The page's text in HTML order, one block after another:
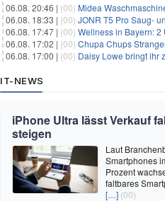
06.08. 20:46 | (00) Midea
06.08. 18:33 | (00) JONR T5 Pro Saug-
06.08. 17:47 | (00) Wellness in Bayern: 2
06.08. 17:02 | (00) Chupa Chups
06.08. 17:00 | (00) Daisy Lowe bringt ihr
IT-NEWS
iPhone Ultra lässt Verkauf
steigen
Laut
Smartphones
Prozent
faltbares
[…] (00)